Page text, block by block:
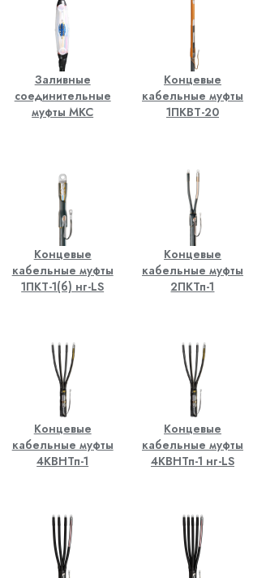
Заливные
соединительные
муфты МКС
Концевые
кабельные муфты
1ПКВТ-20
Концевые
кабельные муфты
1ПКТ-1(б) нг-LS
Концевые
кабельные муфты
2ПКТп-1
Концевые
кабельные муфты
4КВНТп-1
Концевые
кабельные муфты
4КВНТп-1 нг-LS